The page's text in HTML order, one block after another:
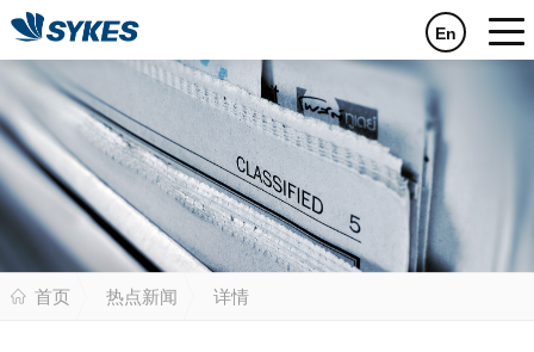
En
首页 热点新闻 详情